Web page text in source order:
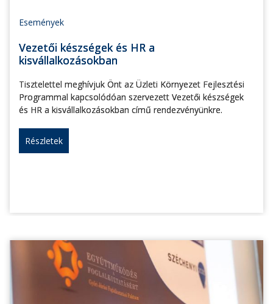
Események
Vezetői készségek és HR a
kisvállalkozásokban
Tisztelettel meghívjuk Önt az Üzleti Környezet Fejlesztési
Programmal kapcsolódóan szervezett Vezetői készségek
és HR a kisvállalkozásokban című rendezvényünkre.
Részletek